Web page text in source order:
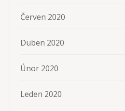
Červen 2020
Duben 2020
Únor 2020
Leden 2020